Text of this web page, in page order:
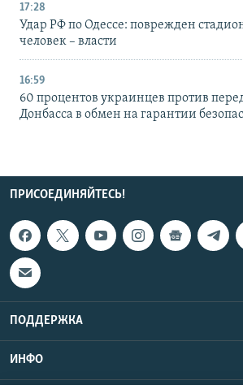
17:28
Удар РФ по Одессе: поврежден
человек – власти
16:59
60 процентов украинцев против
Донбасса в обмен на гарантии
ПРИСОЕДИНЯЙТЕСЬ!
ПОДДЕРЖКА
ИНФО